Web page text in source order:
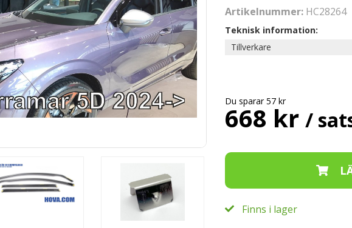
Artikelnummer: HC28264
Teknisk information:
Tillverkare
668 kr /
Du sparar 57 kr
Finns i lager